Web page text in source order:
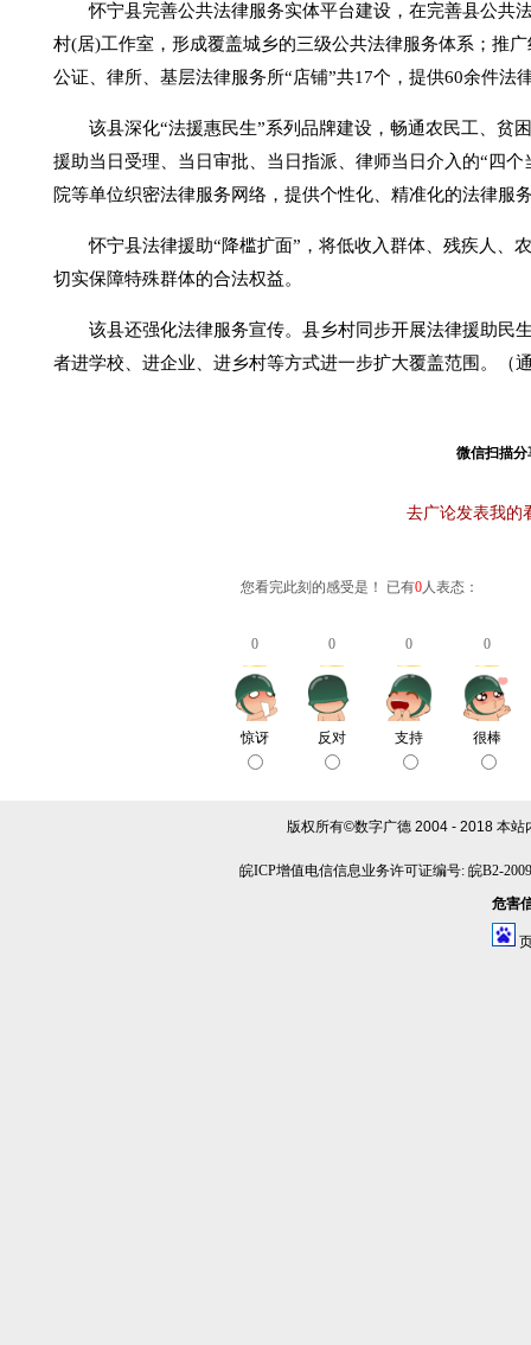
怀宁县完善公共法律服务实体平台建设，在完善县公共
村(居)工作室，形成覆盖城乡的三级公共法律服务体系；推
公证、律所、基层法律服务所“店铺”共17个，提供60余件法
该县深化“法援惠民生”系列品牌建设，畅通农民工、贫
援助当日受理、当日审批、当日指派、律师当日介入的“四
院等单位织密法律服务网络，提供个性化、精准化的法律服
怀宁县法律援助“降槛扩面”，将低收入群体、残疾人、
切实保障特殊群体的合法权益。
该县还强化法律服务宣传。县乡村同步开展法律援助民
者进学校、进企业、进乡村等方式进一步扩大覆盖范围。（
微信扫描
去广论发表我的
您看完此刻的感受是！ 已有0人表态：
0 0 0 0
惊讶 反对 支持 很棒
版权所有©数字广德 2004 - 2018 本站
皖ICP增值电信信息业务许可证编号: 皖B2-
危害